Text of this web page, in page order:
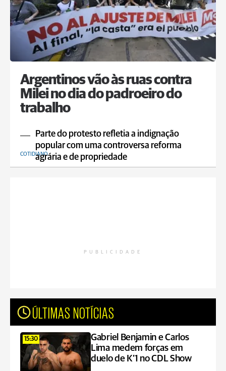
Argentinos vão às ruas contra
Milei no dia do padroeiro do
trabalho
Parte do protesto refletia a indignação
popular com uma controversa reforma
agrária e de propriedade
COTIDIANO
PUBLICIDADE
ÚLTIMAS NOTÍCIAS
15:30
Gabriel Benjamin e Carlos
Lima medem forças em
duelo de K’1 no CDL Show